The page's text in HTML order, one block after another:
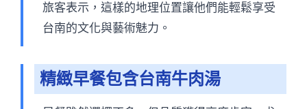
旅客表示，這樣的地理位置讓他們能輕鬆享受
台南的文化與藝術魅力。
精緻早餐包含台南牛肉湯